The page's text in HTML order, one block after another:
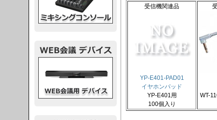
受信機関連品
YP-E401-PAD01
イヤホンパッド
YP-E401用
100個入り
WT-